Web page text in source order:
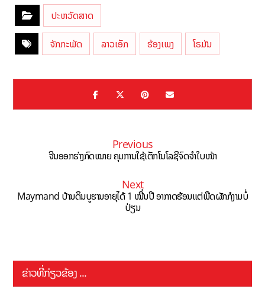
ປະຫວັດສາດ
ຈັກກະພັດ ລາວເອັກ ຮ້ອງເພງ ໂຣມັນ
Previous
ຈີນອອກຮ່າງກົດໝາຍ ຄຸມການໃຊ້ເຕັກໂນໂລຊີຈົດຈຳໃບໜ້າ
Next
Maymand ບ້ານດິນບູຮານອາຍຸໄດ້ 1 ໝື່ນປີ ອາກາດຮ້ອນແຕ່ພືດຜັກກໍງາມບໍ່
ປ່ຽນ
ຂ່າວທີ່ກ່ຽວຂ້ອງ ...